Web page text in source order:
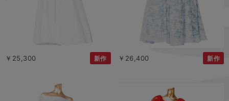
￥25,300 新作 ￥26,400 新作